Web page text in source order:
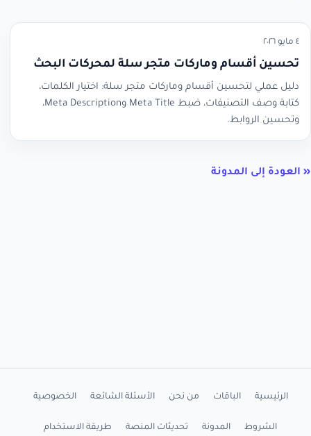
٤ مايو ٢٠٢٦
تحسين أقسام وماركات متجر سلة لمحركات البحث
دليل عملي لتحسين أقسام وماركات متجر سلة: اختيار الكلمات،
كتابة وصف التصنيفات، ضبط Meta Title وMeta Description،
وتحسين الروابط.
« العودة إلى المدونة
الرئيسية الباقات من نحن الأسئلة الشائعة الخصوصية
الشروط المدونة تحديثات المنصة طريقة الاستخدام